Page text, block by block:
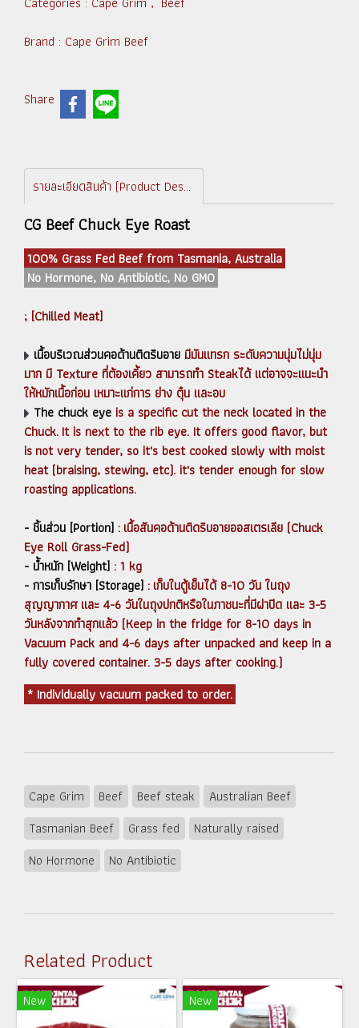
Brand : Cape Grim Beef
Share
รายละเอียดสินค้า (Product Description)
CG Beef Chuck Eye Roast
100% Grass Fed Beef from Tasmania, Australia
No Hormone, No Antibiotic, No GMO
; [Chilled Meat]
เนื้อบริเวณส่วนคอด้านติดริบอายมีมันแทรก ระดับความนุ่มไม่นุ่ม
มาก มี Texture ที่ต้องเคี้ยว สามารถทำ Steakได้ แต่อาจจะแนะนำ
ให้หมักเนื้อก่อน เหมาะแก่การ ย่าง ตุ๋น และอบ
The chuck eyeis a specific cut the neck located in the
Chuck. It is next to the rib eye. It offers good flavor, but
is not very tender, so it's best cooked slowly with moist
heat (braising, stewing, etc). it's tender enough for slow
roasting applications.
- ชิ้นส่วน [Portion] : เนื้อสันคอด้านติดริบอายออสเตรเลีย (Chuck
Eye Roll Grass-Fed)
- น้ำหนัก [Weight] : 1 kg
- การเก็บรักษา [Storage] : เก็บในตู้เย็นได้ 8-10 วัน ในถุง
สุญญากาศ และ 4-6 วันในถุงปกติหรือในภาชนะที่มีฝาปิด และ 3-5
วันหลังจากทำสุกแล้ว (Keep in the fridge for 8-10 days in
Vacuum Pack and 4-6 days after unpacked and keep in a
fully covered container. 3-5 days after cooking.)
* Individually vacuum packed to order.
Cape Grim Beef Beef steak
Australian Beef
Tasmanian Beef
Grass fed
Naturally raised
No Hormone
No Antibiotic
Related Product
New New